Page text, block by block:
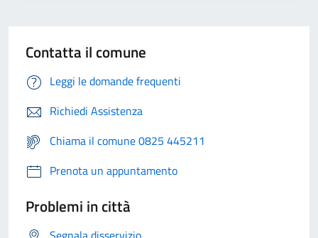
Contatta il comune
Leggi le domande frequenti
Richiedi Assistenza
Chiama il comune 0825 445211
Prenota un appuntamento
Problemi in città